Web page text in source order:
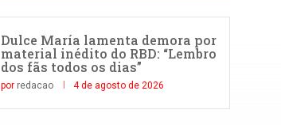
Dulce María lamenta demora por
material inédito do RBD: “Lembro
dos fãs todos os dias”
por redacao 4 de agosto de 2026